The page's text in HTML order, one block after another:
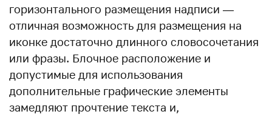
горизонтального размещения надписи —
отличная возможность для размещения на
иконке достаточно длинного словосочетания
или фразы. Блочное расположение и
допустимые для использования
дополнительные графические элементы
замедляют прочтение текста и,